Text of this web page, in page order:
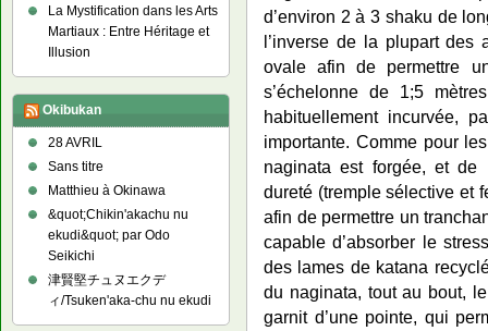
d’environ 2 à 3 shaku de
l’inverse de la plupart des
ovale afin de permettre
s’échelonne de 1;5
habituellement incurvée,
importante. Comme pour
naginata est forgée, et
dureté (tremple sélective et
afin de permettre un
capable d’absorber le
des lames de katana
du naginata, tout au bout,
garnit d’une pointe, qui
La Mystification dans les Arts
Martiaux : Entre Héritage et
Illusion
Okibukan
28 AVRIL
Sans titre
Matthieu à Okinawa
&quot;Chikin'akachu nu
ekudi&quot; par Odo
Seikichi
津賢堅チュヌエクデ
ィ/Tsuken'aka-chu nu ekudi